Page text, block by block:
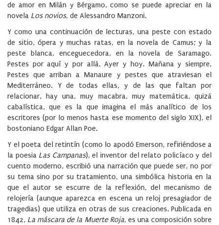
de amor en Milán y Bérgamo, como se puede apreciar en la
novela Los novios, de Alessandro Manzoni.
Y como una continuación de lecturas, una peste con estado
de sitio, ópera y muchas ratas, en la novela de Camus; y la
peste blanca, enceguecedora, en la novela de Saramago.
Pestes por aquí y por allá. Ayer y hoy. Mañana y siempre.
Pestes que arriban a Manaure y pestes que atraviesan el
Mediterráneo. Y de todas ellas, y de las que faltan por
relacionar, hay una, muy macabra, muy matemática, quizá
cabalística, que es la que imagina el más analítico de los
escritores (por lo menos hasta ese momento del siglo XIX), el
bostoniano Edgar Allan Poe.
Y el poeta del retintín (como lo apodó Emerson, refiriéndose a
la poesia Las Campanas), el inventor del relato policíaco y del
cuento moderno, escribió una narración que puede ser, no por
su tema sino por su tratamiento, una simbólica historia en la
que el autor se escurre de la reflexión, del mecanismo de
relojería (aunque aparezca en escena un reloj presagiador de
tragedias) que utiliza en otras de sus creaciones. Publicada en
1842, La máscara de la Muerte Roja, es una composición sobre